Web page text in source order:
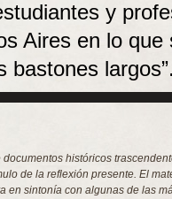
y
Aires en lo que
bastones
históricos
de la reflexión presente. El
en sintonía con algunas de las